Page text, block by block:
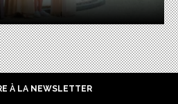
À LA NEWSLETTER